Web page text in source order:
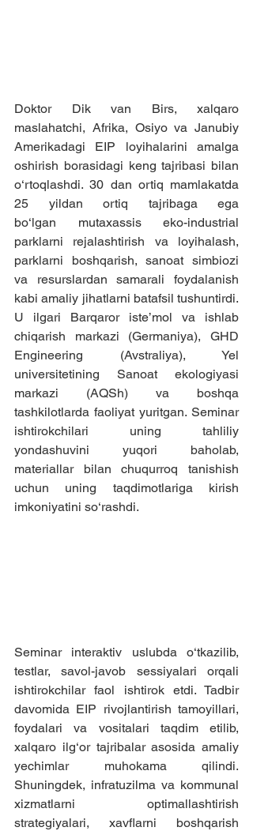
Doktor Dik van Birs, xalqaro
maslahatchi, Afrika, Osiyo va Janubiy
Amerikadagi EIP loyihalarini amalga
oshirish borasidagi keng tajribasi bilan
o‘rtoqlashdi. 30 dan ortiq mamlakatda
25 yildan ortiq tajribaga ega
bo‘lgan mutaxassis eko-industrial
parklarni rejalashtirish va loyihalash,
parklarni boshqarish, sanoat simbiozi
va resurslardan samarali foydalanish
kabi amaliy jihatlarni batafsil tushuntirdi.
U ilgari Barqaror iste’mol va ishlab
chiqarish markazi (Germaniya), GHD
Engineering (Avstraliya), Yel
universitetining Sanoat ekologiyasi
markazi (AQSh) va boshqa
tashkilotlarda faoliyat yuritgan. Seminar
ishtirokchilari uning tahliliy
yondashuvini yuqori baholab,
materiallar bilan chuqurroq tanishish
uchun uning taqdimotlariga kirish
imkoniyatini so‘rashdi.
Seminar interaktiv uslubda o‘tkazilib,
testlar, savol-javob sessiyalari orqali
ishtirokchilar faol ishtirok etdi. Tadbir
davomida EIP rivojlantirish tamoyillari,
foydalari va vositalari taqdim etilib,
xalqaro ilg‘or tajribalar asosida amaliy
yechimlar muhokama qilindi.
Shuningdek, infratuzilma va kommunal
xizmatlarni optimallashtirish
strategiyalari, xavflarni boshqarish